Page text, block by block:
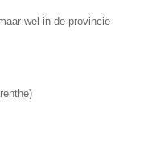
wel in de provincie
)